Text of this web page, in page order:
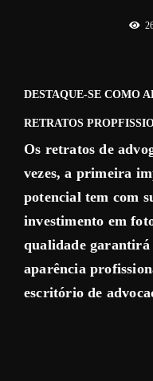
DESTAQUE-SE COMO
RETRATOS
Os retratos de
vezes, a primeira
potencial tem com
investimento em
qualidade garantirá
aparência
escritório de